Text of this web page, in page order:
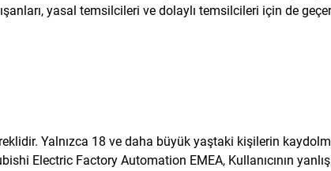
yasal temsilcileri ve dolaylı temsilcileri için de
Yalnızca 18 ve daha büyük yaştaki kişilerin
Electric Factory Automation EMEA, Kullanıcının